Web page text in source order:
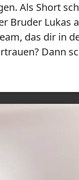
Als Short
Bruder Lukas
das dir in
Dann